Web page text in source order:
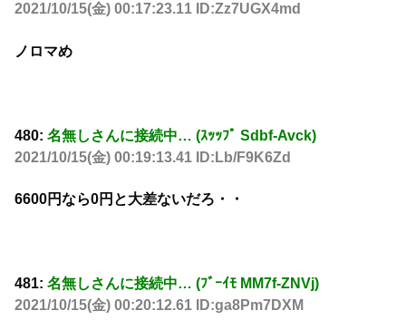
2021/10/15(金) 00:17:23.11 ID:Zz7UGX4md
ノロマめ
480: 名無しさんに接続中… (ｽｯｯﾌﾟ Sdbf-Avck)
2021/10/15(金) 00:19:13.41 ID:Lb/F9K6Zd
6600円なら0円と大差ないだろ・・
481: 名無しさんに接続中… (ﾌﾞｰｲﾓ MM7f-ZNVj)
2021/10/15(金) 00:20:12.61 ID:ga8Pm7DXM